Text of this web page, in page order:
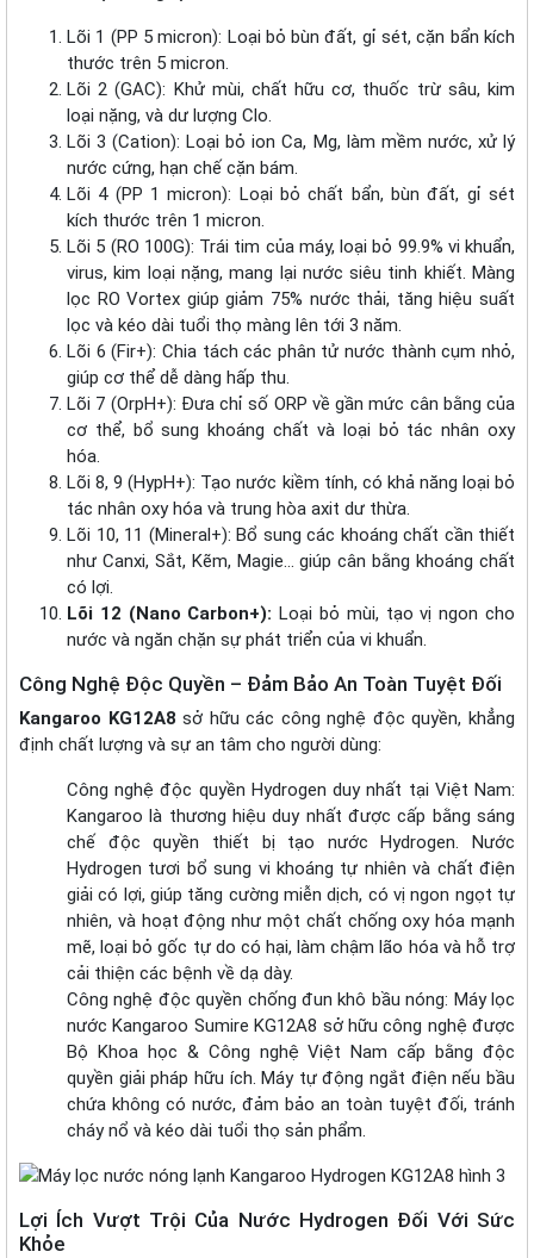
Lõi 1 (PP 5 micron): Loại bỏ bùn đất, gỉ sét, cặn bẩn kích
thước trên 5 micron.
Lõi 2 (GAC): Khử mùi, chất hữu cơ, thuốc trừ sâu, kim
loại nặng, và dư lượng Clo.
Lõi 3 (Cation): Loại bỏ ion Ca, Mg, làm mềm nước, xử lý
nước cứng, hạn chế cặn bám.
Lõi 4 (PP 1 micron): Loại bỏ chất bẩn, bùn đất, gỉ sét
kích thước trên 1 micron.
Lõi 5 (RO 100G): Trái tim của máy, loại bỏ 99.9% vi khuẩn,
virus, kim loại nặng, mang lại nước siêu tinh khiết. Màng
lọc RO Vortex giúp giảm 75% nước thải, tăng hiệu suất
lọc và kéo dài tuổi thọ màng lên tới 3 năm.
Lõi 6 (Fir+): Chia tách các phân tử nước thành cụm nhỏ,
giúp cơ thể dễ dàng hấp thu.
Lõi 7 (OrpH+): Đưa chỉ số ORP về gần mức cân bằng của
cơ thể, bổ sung khoáng chất và loại bỏ tác nhân oxy
hóa.
Lõi 8, 9 (HypH+): Tạo nước kiềm tính, có khả năng loại bỏ
tác nhân oxy hóa và trung hòa axit dư thừa.
Lõi 10, 11 (Mineral+): Bổ sung các khoáng chất cần thiết
như Canxi, Sắt, Kẽm, Magie… giúp cân bằng khoáng chất
có lợi.
Lõi 12 (Nano Carbon+): Loại bỏ mùi, tạo vị ngon cho
nước và ngăn chặn sự phát triển của vi khuẩn.
Công Nghệ Độc Quyền – Đảm Bảo An Toàn Tuyệt Đối
Kangaroo KG12A8 sở hữu các công nghệ độc quyền, khẳng
định chất lượng và sự an tâm cho người dùng:
Công nghệ độc quyền Hydrogen duy nhất tại Việt Nam:
Kangaroo là thương hiệu duy nhất được cấp bằng sáng
chế độc quyền thiết bị tạo nước Hydrogen. Nước
Hydrogen tươi bổ sung vi khoáng tự nhiên và chất điện
giải có lợi, giúp tăng cường miễn dịch, có vị ngon ngọt tự
nhiên, và hoạt động như một chất chống oxy hóa mạnh
mẽ, loại bỏ gốc tự do có hại, làm chậm lão hóa và hỗ trợ
cải thiện các bệnh về dạ dày.
Công nghệ độc quyền chống đun khô bầu nóng: Máy lọc
nước Kangaroo Sumire KG12A8 sở hữu công nghệ được
Bộ Khoa học & Công nghệ Việt Nam cấp bằng độc
quyền giải pháp hữu ích. Máy tự động ngắt điện nếu bầu
chứa không có nước, đảm bảo an toàn tuyệt đối, tránh
cháy nổ và kéo dài tuổi thọ sản phẩm.
Lợi Ích Vượt Trội Của Nước Hydrogen Đối Với Sức
Khỏe